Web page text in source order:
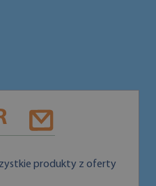
produkty z oferty